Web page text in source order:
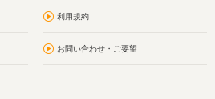
利用規約
お問い合わせ・ご要望